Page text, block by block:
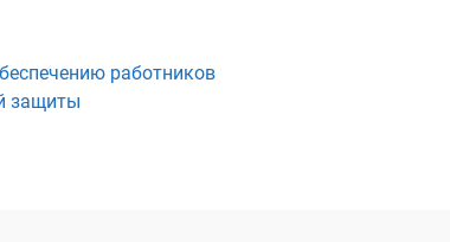
работников
защиты